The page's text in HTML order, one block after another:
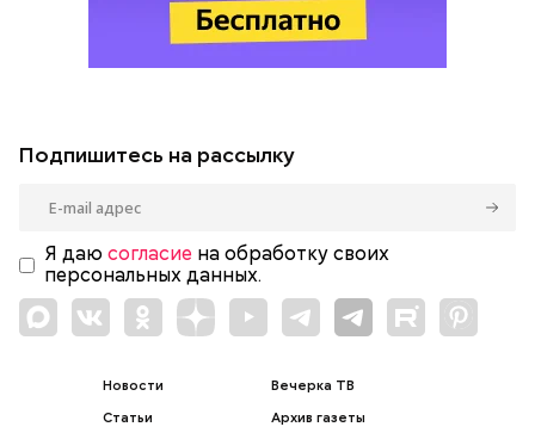
Подпишитесь на рассылку
Я даю согласие на обработку своих
персональных данных.
Новости
Статьи
Вечерка ТВ
Архив газеты